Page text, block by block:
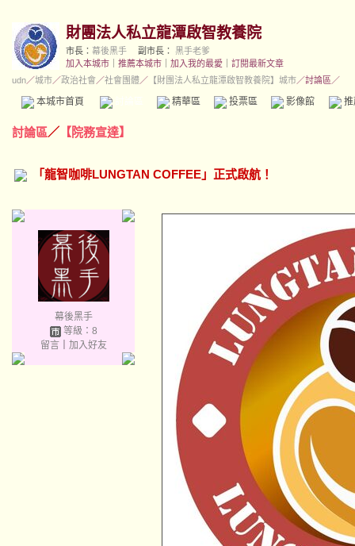
財團法人私立龍潭啟智教養院
市長： 幕後黑手 副市長： 黑手老爹
加入本城市
推薦本城市 加入我的最愛
訂閱最新文章
udn／城市／政治社會 ／社會團體／ 【財團法人私立龍潭啟智教養院】城市／討論區／
本城市首頁 精華區 投票區 影像館
討論區／ 【院務宣達】
「龍智咖啡LUNGTAN COFFEE」正式啟航！
幕後黑手
等級：8
留言｜ 加入好友